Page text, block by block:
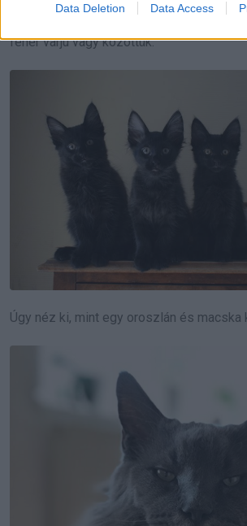
Data Deletion Data Access
Amikor minden testvéred olyan, mint egy
fehér varjú vagy közöttük.
Úgy néz ki, mint egy oroszlán és macska